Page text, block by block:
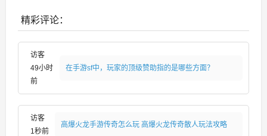
精彩评论：
访客
49小时
前
在手游sf中，玩家的顶级赞助指的是哪些方面？
访客
1秒前
高爆火龙手游传奇怎么玩 高爆火龙传奇散人玩法攻略